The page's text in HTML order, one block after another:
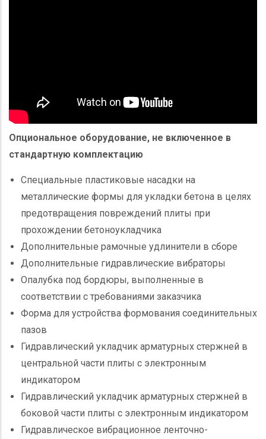
Опциональное оборудование, не включенное в
стандартную комплектацию
Специальные пластиковые насадки на
металлические формы для укладки бетона в целях
предотвращения повреждений плиты при
прохождении бетоноукладчика
Дополнительные рамочные удлинители в сборе
Дополнительные гидравлические вибраторы
Опалубка под бордюры, выполненные в
соответствии с требованиями заказчика
Форма для устройства формования соединительных
пазов
Гидравлический укладчик арматурных стержней в
центральной части плиты с электронным
индикатором
Гидравлический укладчик арматурных стержней в
боковой части плиты с электронным индикатором
Гидравлическое вибрационное ленточно-